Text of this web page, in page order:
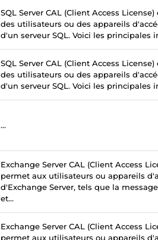
SQL Server CAL (Client Access
des utilisateurs ou des appareils
d'un serveur SQL. Voici les principales
SQL Server CAL (Client Access
des utilisateurs ou des appareils
d'un serveur SQL. Voici les principales
...
Exchange Server CAL (Client Access
permet aux utilisateurs ou appareils
d'Exchange Server, tels que la
et...
Exchange Server CAL (Client Access
permet aux utilisateurs ou appareils